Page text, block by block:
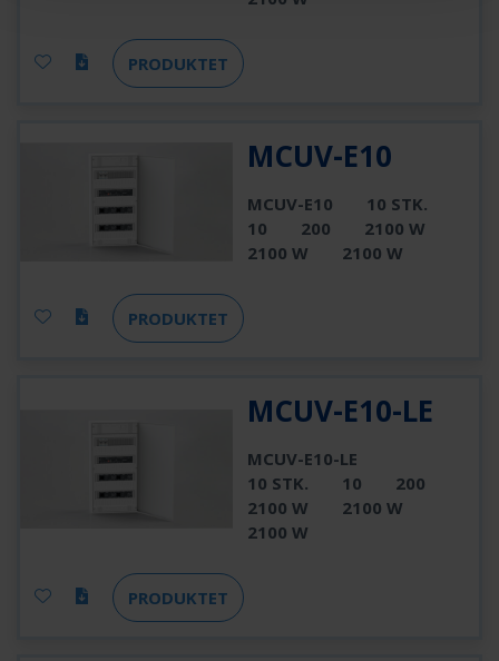
PRODUKTET
MCUV-E10
MCUV-E10
10 STK.
10
200
2100 W
2100 W
2100 W
PRODUKTET
MCUV-E10-LE
MCUV-E10-LE
10 STK.
10
200
2100 W
2100 W
2100 W
PRODUKTET